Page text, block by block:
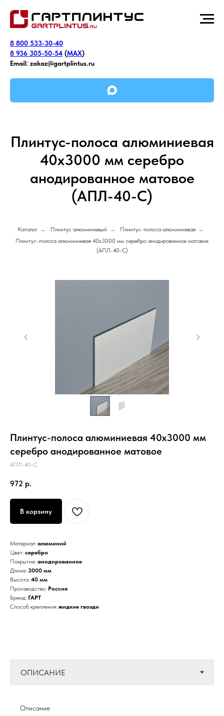
8 800 533-30-40
8 936 305-50-54 (MAX)
Email: zakaz@gartplintus.ru
Плинтус-полоса алюминиевая
40х3000 мм серебро
анодированное матовое
(АПЛ-40-С)
Каталог → Плинтус алюминиевый → Плинтус-полоса алюминиевая →
Плинтус-полоса алюминиевая 40х3000 мм серебро анодированное матовое
(АПЛ-40-С)
Плинтус-полоса алюминиевая 40х3000 мм
серебро анодированное матовое
АПЛ-40-С
972 р.
В корзину
Материал: алюминий
Цвет: серебро
Покрытие: анодированное
Длина: 3000 мм
Высота: 40 мм
Производство: Россия
Бренд: ГАРТ
Способ крепления: жидкие гвозди
Описание